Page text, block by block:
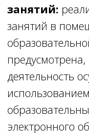
занятий:
занятий в
деятельность
электронного